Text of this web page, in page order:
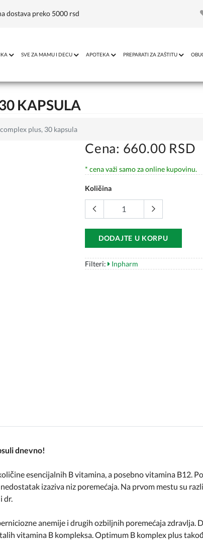
dostava preko 5000 rsd
SVE ZA MAMU I DECU APOTEKA PREPARATI ZA ZAŠTITU
KAPSULA
plus, 30 kapsula
Cena: 660.00 RSD
* cena važi samo za online kupovinu.
Količina
DODAJTE U KORPU
Filteri: Inpharm
dnevno!
esencijalnih B vitamina, a posebno vitamina B12.
izaziva niz poremećaja. Na prvom mestu su
dr.
anemije i drugih ozbiljnih poremećaja zdravlja.
vitamina B kompleksa. Optimum B komplex plus